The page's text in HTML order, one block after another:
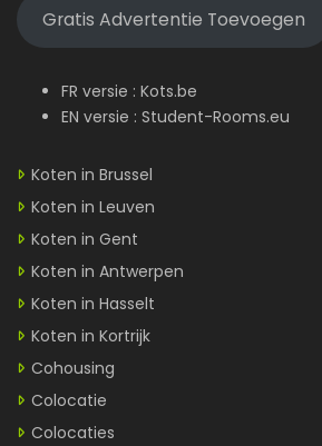
Gratis Advertentie Toevoegen
FR versie : Kots.be
EN versie : Student-Rooms.eu
Koten in Brussel
Koten in Leuven
Koten in Gent
Koten in Antwerpen
Koten in Hasselt
Koten in Kortrijk
Cohousing
Colocatie
Colocaties